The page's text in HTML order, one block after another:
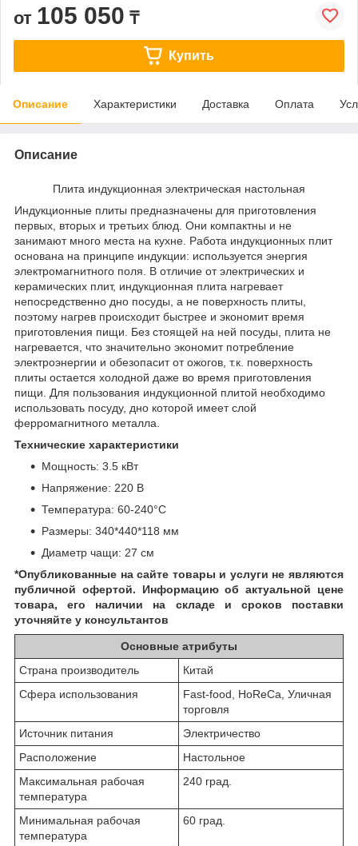
от 105 050 ₸
Купить
Описание Характеристики Доставка Оплата
Описание
Плита индукционная электрическая настольная
Индукционные плиты предназначены для приготовления
первых, вторых и третьих блюд. Они компактны и не
занимают много места на кухне. Работа индукционных плит
основана на принципе индукции: используется энергия
электромагнитного поля. В отличие от электрических и
керамических плит, индукционная плита нагревает
непосредственно дно посуды, а не поверхность плиты,
поэтому нагрев происходит быстрее и экономит время
приготовления пищи. Без стоящей на ней посуды, плита не
нагревается, что значительно экономит потребление
электроэнергии и обезопасит от ожогов, т.к. поверхность
плиты остается холодной даже во время приготовления
пищи. Для пользования индукционной плитой необходимо
использовать посуду, дно которой имеет слой
ферромагнитного металла.
Технические характеристики
Мощность: 3.5 кВт
Напряжение: 220 В
Температура: 60-240°C
Размеры: 340*440*118 мм
Диаметр чащи: 27 см
*Опубликованные на сайте товары и услуги не являются
публичной офертой.
Информацию об актуальной цене
товара, его наличии на складе и сроков поставки
уточняйте у консультантов
Основные атрибуты
Страна производитель
Китай
Сфера использования
Fast-food, HoReCa, Уличная
торговля
Источник питания
Электричество
Расположение
Настольное
Максимальная рабочая
температура
240 град.
Минимальная рабочая
температура
60 град.